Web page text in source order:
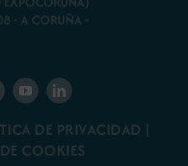
DE PRIVACIDAD |
COOKIES